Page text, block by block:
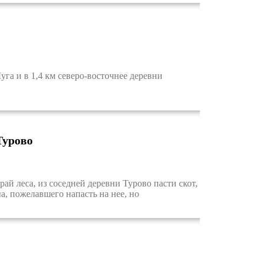
и в 1,4 км северо-восточнее деревни
из соседней деревни Турово пасти скот,
пожелавшего напасть на нее, но